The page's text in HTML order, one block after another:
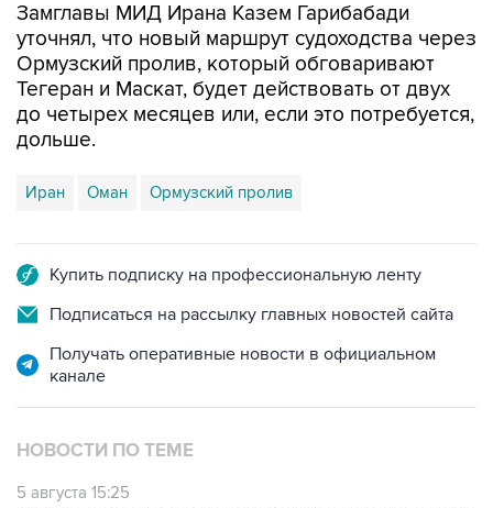
Замглавы МИД Ирана Казем Гарибабади
уточнял, что новый маршрут судоходства через
Ормузский пролив, который обговаривают
Тегеран и Маскат, будет действовать от двух
до четырех месяцев или, если это потребуется,
дольше.
Иран Оман Ормузский пролив
Купить подписку на профессиональную ленту
Подписаться на рассылку главных новостей сайта
Получать оперативные новости в официальном
канале
НОВОСТИ ПО ТЕМЕ
5 августа 15:25